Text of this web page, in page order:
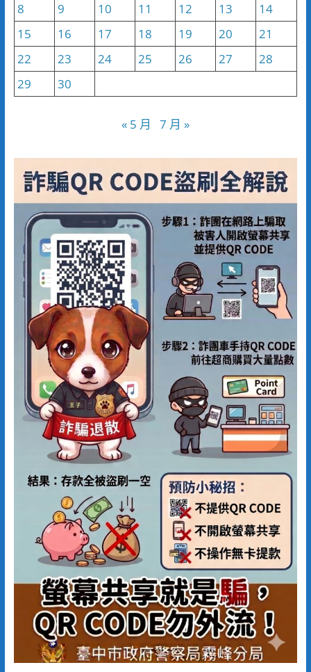
8
9 10 11 12 13
14
15
16 17 18 19 20
21
22
23 24 25 26 27
28
29
30
« 5 月 7 月 »